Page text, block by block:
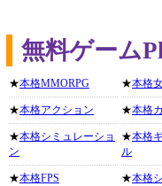
無料ゲーム
★本格MMORPG
★本格アクション
★本格シミュレーショ
ン
★本格FPS
★本格
★本格
★本格
ル
★本格